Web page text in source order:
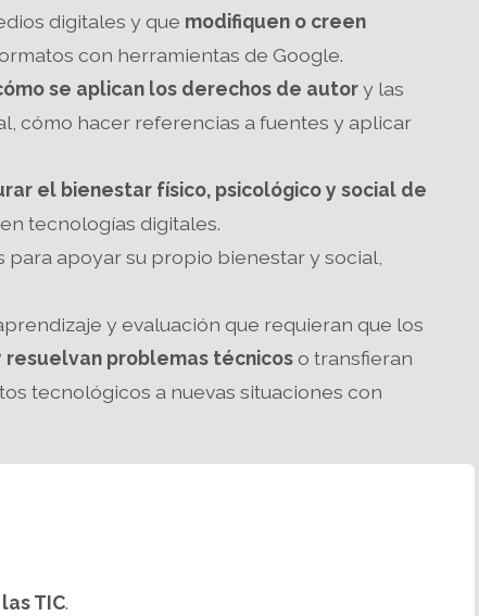
digitales y que modifiquen o creen
con herramientas de Google.
se aplican los derechos de autory las
cómo hacer referencias a fuentes y aplicar
el bienestar físico, psicológico y social de
tecnologías digitales.
apoyar su propio bienestar y social,
y evaluación que requieran que los
problemas técnicoso transfieran
tecnológicos a nuevas situaciones con
TIC.